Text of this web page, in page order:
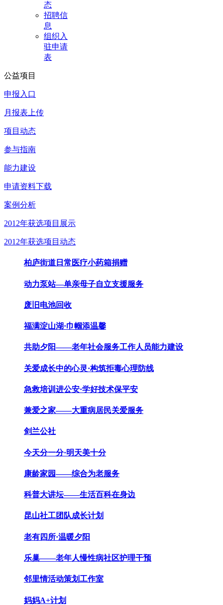
态
招聘信
息
组织入
驻申请
表
公益项目
申报入口
月报表上传
项目动态
参与指南
能力建设
申请资料下载
案例分析
2012年获选项目展示
2012年获选项目动态
柏庐街道日常医疗小药箱捐赠
动力泵站—单亲母子自立支援服务
废旧电池回收
福满淀山湖·巾帼添温馨
共助夕阳——老年社会服务工作人员能力建设
关爱成长中的心灵·构筑拒毒心理防线
急救培训进公安·学好技术保平安
兼爱之家——大重病居民关爱服务
剑兰公社
今天分一分·明天美十分
康龄家园——综合为老服务
科普大讲坛——生活百科在身边
昆山社工团队成长计划
老有四所·温暖夕阳
乐巢——老年人慢性病社区护理干预
邻里情活动策划工作室
妈妈A+计划